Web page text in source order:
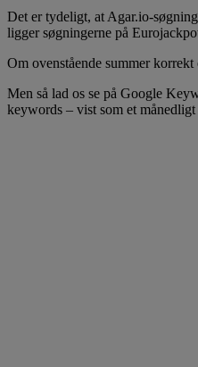
Det er tydeligt, at Agar.io-
ligger søgningerne på
Om ovenstående summer
Men så lad os se på Google
keywords – vist som et månedligt